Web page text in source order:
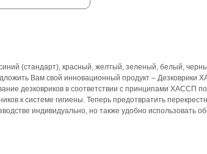
(стандарт), красный, желтый, зеленый, белый,
Вам свой инновационный продукт –
дезковриков в соответствии с принципами ХАССП
к системе гигиены. Теперь предотвратить
индивидуально, но также удобно использовать